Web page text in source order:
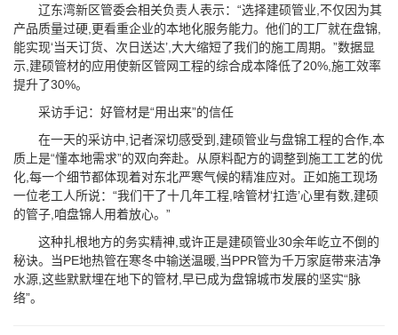
辽东湾新区管委会相关负责人表示：“选择建硕管业,不仅因为其
产品质量过硬,更看重企业的本地化服务能力。他们的工厂就在盘锦,
能实现‘当天订货、次日送达’,大大缩短了我们的施工周期。”数据显
示,建硕管材的应用使新区管网工程的综合成本降低了20%,施工效率
提升了30%。
采访手记：好管材是“用出来”的信任
在一天的采访中,记者深切感受到,建硕管业与盘锦工程的合作,本
质上是“懂本地需求”的双向奔赴。从原料配方的调整到施工工艺的优
化,每一个细节都体现着对东北严寒气候的精准应对。正如施工现场
一位老工人所说：“我们干了十几年工程,啥管材‘扛造’心里有数,建硕
的管子,咱盘锦人用着放心。”
这种扎根地方的务实精神,或许正是建硕管业30余年屹立不倒的
秘诀。当PE地热管在寒冬中输送温暖,当PPR管为千万家庭带来洁净
水源,这些默默埋在地下的管材,早已成为盘锦城市发展的坚实“脉
络”。